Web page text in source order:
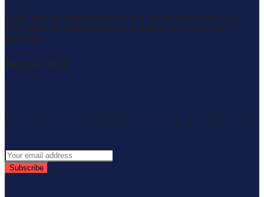
Cobb realizó capacitación para Tecavi en Pacasmayo
enfocada en reproductoras, incubación y pollo de
engorde
Newsletter
Mantengase informado semanalmente con nuestro newsletter
Subscribe